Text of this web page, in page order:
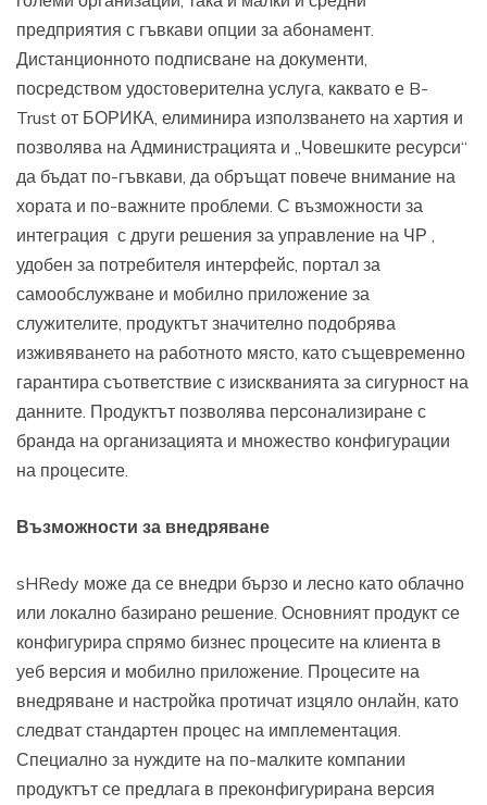
предприятия с гъвкави опции за абонамент.
Дистанционното подписване на документи,
посредством удостоверителна услуга, каквато е B-
Trust от БОРИКА, елиминира използването на хартия и
позволява на Администрацията и „Човешките ресурси“
да бъдат по-гъвкави, да обръщат повече внимание на
хората и по-важните проблеми. С възможности за
интеграция с други решения за управление на ЧР ,
удобен за потребителя интерфейс, портал за
самообслужване и мобилно приложение за
служителите, продуктът значително подобрява
изживяването на работното място, като същевременно
гарантира съответствие с изискванията за сигурност на
данните. Продуктът позволява персонализиране с
бранда на организацията и множество конфигурации
на процесите.
Възможности за внедряване
sHRedy може да се внедри бързо и лесно като облачно
или локално базирано решение. Основният продукт се
конфигурира спрямо бизнес процесите на клиента в
уеб версия и мобилно приложение. Процесите на
внедряване и настройка протичат изцяло онлайн, като
следват стандартен процес на имплементация.
Специално за нуждите на по-малките компании
продуктът се предлага в преконфигурирана версия